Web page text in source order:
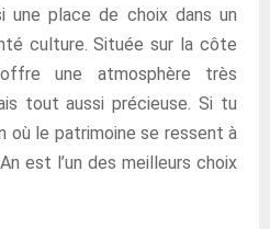
une place de choix dans un
culture. Située sur la côte
une atmosphère très
tout aussi précieuse. Si tu
où le patrimoine se ressent à
est l’un des meilleurs choix